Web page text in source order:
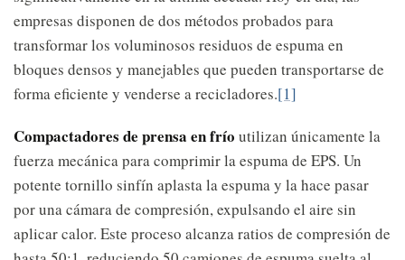
empresas disponen de dos métodos probados para
transformar los voluminosos residuos de espuma en
bloques densos y manejables que pueden transportarse de
forma eficiente y venderse a recicladores.[1]
Compactadores de prensa en frío utilizan únicamente la
fuerza mecánica para comprimir la espuma de EPS. Un
potente tornillo sinfín aplasta la espuma y la hace pasar
por una cámara de compresión, expulsando el aire sin
aplicar calor. Este proceso alcanza ratios de compresión de